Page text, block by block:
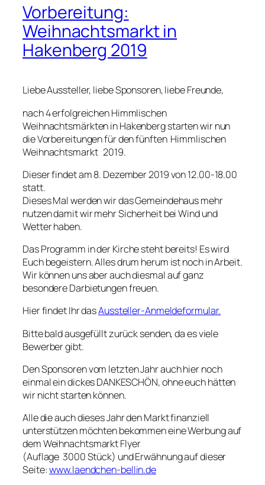
Vorbereitung:
Weihnachtsmarkt in
Hakenberg 2019
Liebe Aussteller, liebe Sponsoren, liebe Freunde,
nach 4 erfolgreichen Himmlischen
Weihnachtsmärkten in Hakenberg starten wir nun
die Vorbereitungen für den fünften Himmlischen
Weihnachtsmarkt 2019.
Dieser findet am 8. Dezember 2019 von 12.00-18.00
statt.
Dieses Mal werden wir das Gemeindehaus mehr
nutzen damit wir mehr Sicherheit bei Wind und
Wetter haben.
Das Programm in der Kirche steht bereits! Es wird
Euch begeistern. Alles drum herum ist noch in Arbeit.
Wir können uns aber auch diesmal auf ganz
besondere Darbietungen freuen.
Hier findet Ihr dasAussteller-Anmeldeformular.
Bitte bald ausgefüllt zurück senden, da es viele
Bewerber gibt.
Den Sponsoren vom letzten Jahr auch hier noch
einmal ein dickes DANKESCHÖN, ohne euch hätten
wir nicht starten können.
Alle die auch dieses Jahr den Markt finanziell
unterstützen möchten bekommen eine Werbung auf
dem Weihnachtsmarkt Flyer
(Auflage 3000 Stück) und Erwähnung auf dieser
Seite:www.laendchen-bellin.de